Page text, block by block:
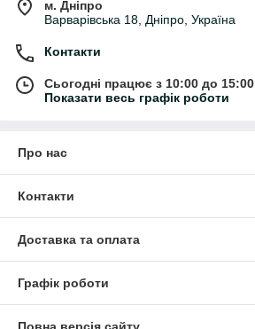
м. Дніпро
Варварівська 18, Дніпро, Україна
Контакти
Сьогодні працює з 10:00 до 15:00
Показати весь графік роботи
Про нас
Контакти
Доставка та оплата
Графік роботи